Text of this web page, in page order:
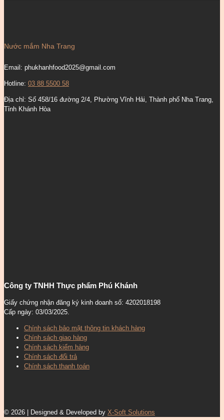
Nước mắm Nha Trang
Email: phukhanhfood2025@gmail.com
Hotline: 03 88 5500 58
Địa chỉ: Số 458/16 đường 2/4, Phường Vĩnh Hải, Thành phố Nha Trang,
Tỉnh Khánh Hòa
Công ty TNHH Thực phẩm Phú Khánh
Giấy chứng nhận đăng ký kinh doanh số: 4202018198
Cấp ngày: 03/03/2025.
Chính sách bảo mật thông tin khách hàng
Chính sách giao hàng
Chính sách kiểm hàng
Chính sách đổi trả
Chính sách thanh toán
© 2026 | Designed & Developed by X-Soft Solutions